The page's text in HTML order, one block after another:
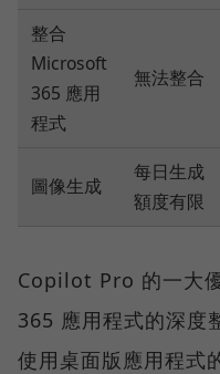
整合
Microsoft
365 應用
程式
無法整合
圖像生成
每日生成
額度有限
Copilot Pro 的一大
365 應用程式的深度
使用桌面版應用程式